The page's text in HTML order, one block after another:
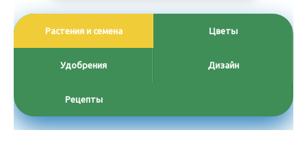
Растения и семена Цветы
Удобрения Дизайн
Рецепты